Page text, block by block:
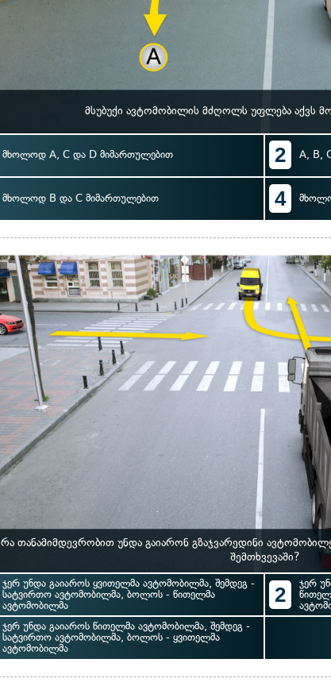
მსუბუქი ავტომობილის მძღოლს უფლება აქვს
მხოლოდ A, C და D მიმართულებით 2 A, B,
მხოლოდ B და C მიმართულებით 4
რა თანამიმდევრობით უნდა გაიარონ გზაჯვარედინი
შემთხვევაში?
ჯერ უნდა გაიაროს ყვითელმა ავტომობილმა, შემდეგ -
სატვირთო ავტომობილმა, ბოლოს - წითელმა
ავტომობილმა
2
ჯერ
ჯერ უნდა გაიაროს წითელმა ავტომობილმა, შემდეგ -
სატვირთო ავტომობილმა, ბოლოს - ყვითელმა
ავტომობილმა